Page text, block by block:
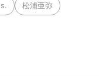
松浦亜弥